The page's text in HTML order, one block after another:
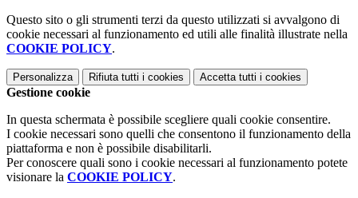
Questo sito o gli strumenti terzi da questo utilizzati si avvalgono di
cookie necessari al funzionamento ed utili alle finalità illustrate nella
COOKIE POLICY.
Personalizza Rifiuta tutti i cookies Accetta tutti i cookies
Gestione cookie
In questa schermata è possibile scegliere quali cookie consentire.
I cookie necessari sono quelli che consentono il funzionamento della
piattaforma e non è possibile disabilitarli.
Per conoscere quali sono i cookie necessari al funzionamento potete
visionare la COOKIE POLICY.